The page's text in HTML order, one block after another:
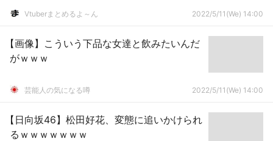
Vtuberまとめるよ～ん 2022/5/11(We) 14:00
【画像】こういう下品な女達と飲みたいんだ
がｗｗｗ
芸能人の気になる噂 2022/5/11(We) 14:00
【日向坂46】松田好花、変態に追いかけられ
るｗｗｗｗｗｗｗ